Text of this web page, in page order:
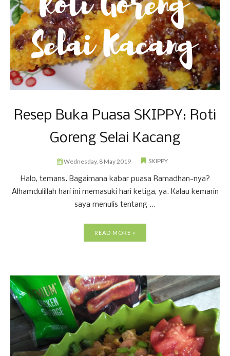
Resep Buka Puasa SKIPPY: Roti
Goreng Selai Kacang
Wednesday, 8 May 2019 SKIPPY
Halo, temans. Bagaimana kabar puasa Ramadhan-nya?
Alhamdulillah hari ini memasuki hari ketiga, ya. Kalau kemarin
saya menulis tentang ...
READ MORE »